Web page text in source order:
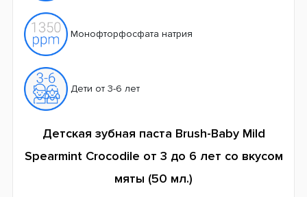
Монофторфосфата натрия
Дети от 3-6 лет
Детская зубная паста Brush-Baby Mild
Spearmint Crocodile от 3 до 6 лет со вкусом
мяты (50 мл.)